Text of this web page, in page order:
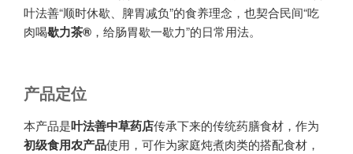
叶法善“顺时休歇、脾胃减负”的食养理念，也契合民间“吃
肉喝歇力茶® ，给肠胃歇一歇力”的日常用法。
产品定位
本产品是叶法善中草药店传承下来的传统药膳食材，作为
初级食用农产品使用，可作为家庭炖煮肉类的搭配食材，